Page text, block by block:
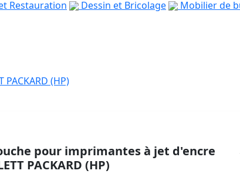
Restauration Dessin et Bricolage
Mobilier de
(HP)
pour imprimantes à jet d'encre
PACKARD (HP)